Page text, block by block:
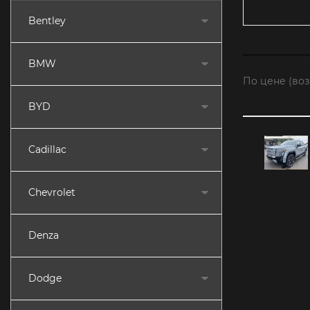
Bentley
BMW
BYD
Cadillac
Chevrolet
Denza
Dodge
По цене